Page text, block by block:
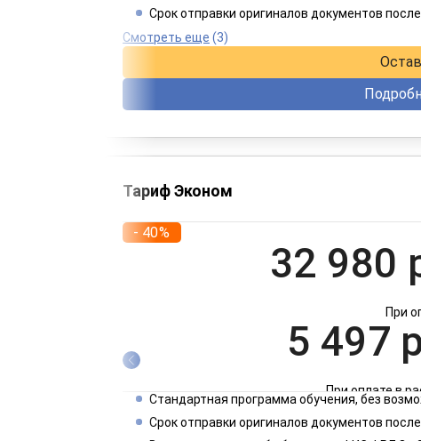
Срок отправки оригиналов документов
Смотреть еще (3)
Тариф Эконом
- 40%
32 980
При
5 497
При оплате в
2 749
Стандартная программа обучения, без
Срок отправки оригиналов документов